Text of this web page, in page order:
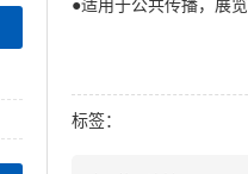
●适用于公共传播，展
标签：